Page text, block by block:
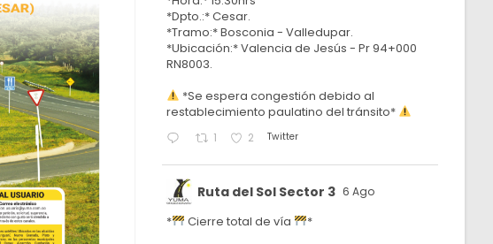
*Dpto.:* Cesar.
*Tramo:* Bosconia - Valledupar.
*Ubicación:* Valencia de Jesús - Pr 94+000
RN8003.
*Se espera congestión debido al
restablecimiento paulatino del tránsito*
1 2 Twitter
Ruta del Sol Sector 3 6 Ago
* Cierre total de vía
*